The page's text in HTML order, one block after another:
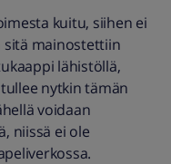
kuitu, siihen ei
sitä mainostettiin
lähistöllä,
nytkin tämän
voidaan
niissä ei ole